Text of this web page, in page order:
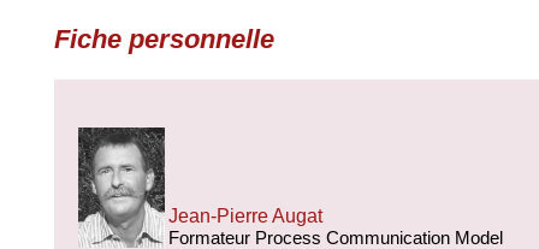
Fiche personnelle
Jean-Pierre Augat
Formateur Process Communication Model